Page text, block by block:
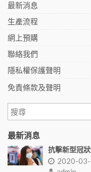
最新消息
生產流程
網上預購
聯絡我們
隱私權保護聲明
免責條款及聲明
最新消息
抗擊新型冠
2020-